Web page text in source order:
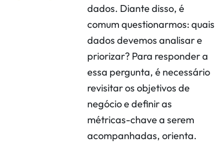
dados. Diante disso, é
comum questionarmos: quais
dados devemos analisar e
priorizar? Para responder a
essa pergunta, é necessário
revisitar os objetivos de
negócio e definir as
métricas-chave a serem
acompanhadas, orienta.